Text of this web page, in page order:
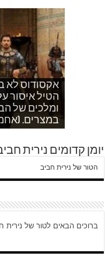
אקסודוס לא
הטיל איסור
ומלכים של
במצרים.
אחמד כותב
לגבי הסכמי
איך הפכתי
ח'אדר בבית
עוד בוקר
מהחיים בין
לאדם אני
וכשיש ירי
אחהצ שקט
ערביים צור
היום לא היו
יומן קדומים נירית
הטור של נירית חביב
ברוכים הבאים לטור של נירית